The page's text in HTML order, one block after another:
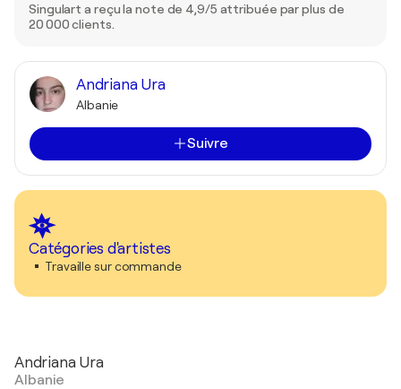
Singulart a reçu la note de 4,9/5 attribuée par plus de
20 000 clients.
Andriana Ura
Albanie
Suivre
Catégories d'artistes
Travaille sur commande
Andriana Ura
Albanie